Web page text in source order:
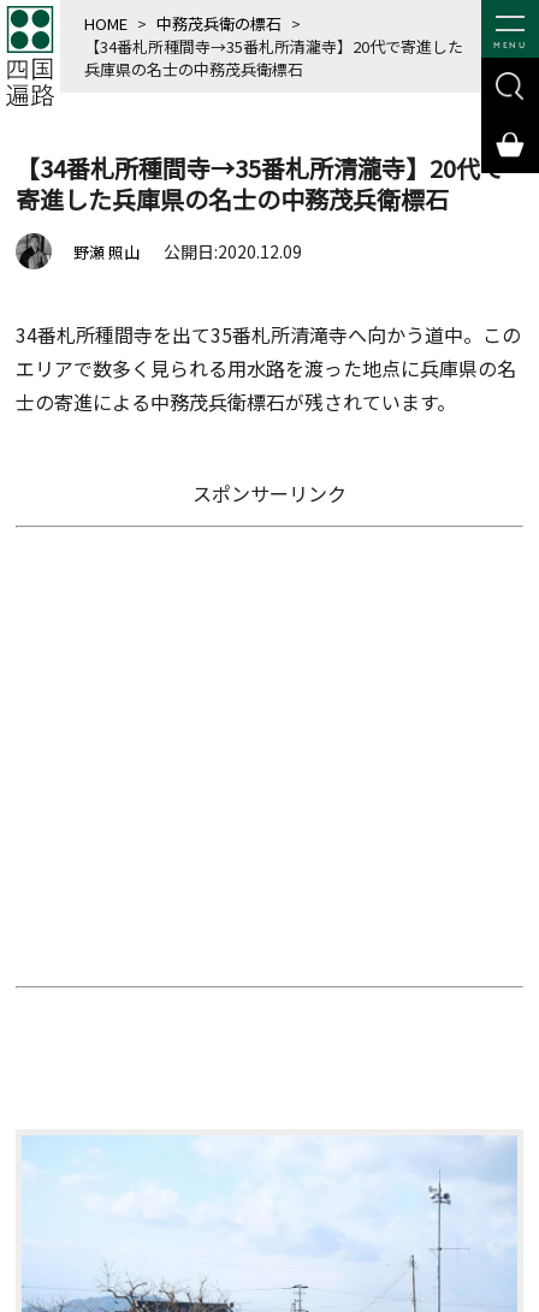
MENU
HOME > 中務茂兵衛の標石 >
【34番札所種間寺→35番札所清瀧寺】20代で寄進した
兵庫県の名士の中務茂兵衛標石
【34番札所種間寺→35番札所清瀧寺】20代で
寄進した兵庫県の名士の中務茂兵衛標石
野瀬 照山 公開日:2020.12.09
34番札所種間寺を出て35番札所清滝寺へ向かう道中。この
エリアで数多く見られる用水路を渡った地点に兵庫県の名
士の寄進による中務茂兵衛標石が残されています。
スポンサーリンク